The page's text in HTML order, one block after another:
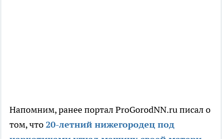
Напомним, ранее портал ProGorodNN.ru писал о
том, что20-летний нижегородец под